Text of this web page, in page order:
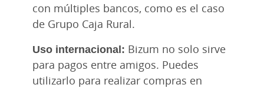
con múltiples bancos, como es el caso
de Grupo Caja Rural.
Uso internacional: Bizum no solo sirve
para pagos entre amigos. Puedes
utilizarlo para realizar compras en